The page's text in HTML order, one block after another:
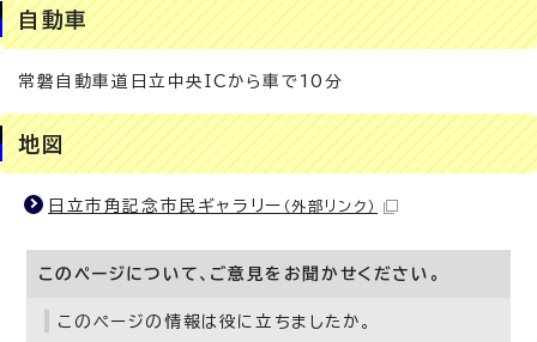
自動車
常磐自動車道日立中央ICから車で10分
地図
日立市角記念市民ギャラリー （外部リンク）
このページについて、ご意見をお聞かせください。
このページの情報は役に立ちましたか。